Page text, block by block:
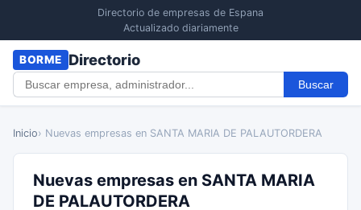
Directorio de empresas de Espana
Actualizado diariamente
BORME Directorio
Buscar
Inicio› Nuevas empresas en SANTA MARIA DE PALAUTORDERA
Nuevas empresas en SANTA MARIA
DE PALAUTORDERA